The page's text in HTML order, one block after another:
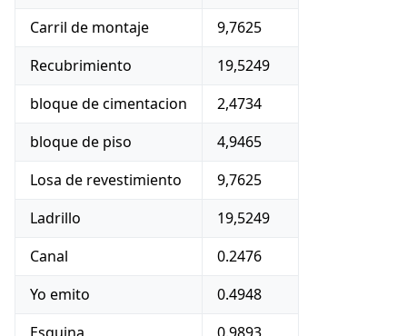
Carril de montaje
9,7625
Recubrimiento
19,5249
bloque de cimentacion
2,4734
bloque de piso
4,9465
Losa de revestimiento
9,7625
Ladrillo
19,5249
Canal
0.2476
Yo emito
0.4948